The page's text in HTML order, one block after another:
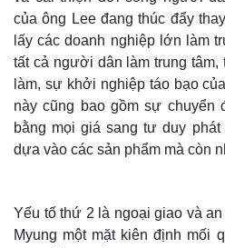
của ông Lee đang thúc đẩy
lấy các doanh nghiệp lớn làm
tất cả người dân làm trung
làm, sự khởi nghiệp táo bạo
này cũng bao gồm sự
bằng mọi giá sang tư duy
dựa vào các sản phẩm mà còn
Yếu tố thứ 2 là ngoại giao và
Myung một mặt kiên định mối